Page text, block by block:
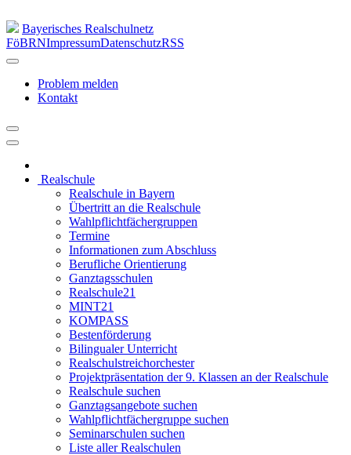
Bayerisches Realschulnetz
FöBRNImpressumDatenschutzRSS
Problem melden
Kontakt
Realschule
Realschule in Bayern
Übertritt an die Realschule
Wahlpflichtfächergruppen
Termine
Informationen zum Abschluss
Berufliche Orientierung
Ganztagsschulen
Realschule21
MINT21
KOMPASS
Bestenförderung
Bilingualer Unterricht
Realschulstreichorchester
Projektpräsentation der 9. Klassen an der Realschule
Realschule suchen
Ganztagsangebote suchen
Wahlpflichtfächergruppe suchen
Seminarschulen suchen
Liste aller Realschulen